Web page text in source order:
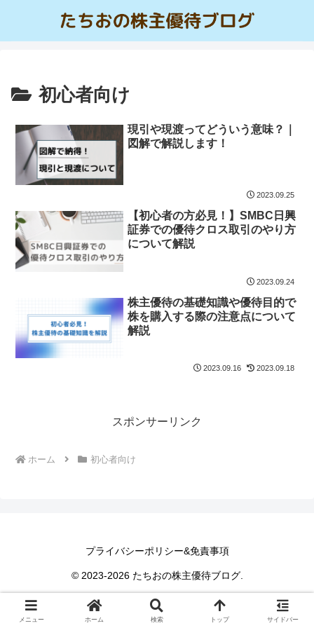
初心者向け
現引や現渡ってどういう意味？｜
図解で解説します！
2023.09.25
【初心者の方必見！】SMBC日興
証券での優待クロス取引のやり方
について解説
2023.09.24
株主優待の基礎知識や優待目的で
株を購入する際の注意点について
解説
2023.09.16 2023.09.18
スポンサーリンク
ホーム 初心者向け
プライバシーポリシー&免責事項
© 2023-2026 たちおの株主優待ブログ.
メニュー ホーム 検索 トップ サイドバー